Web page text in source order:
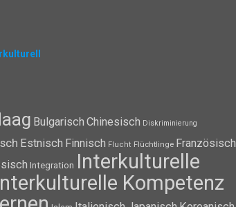
Bulgarisch Chinesisch Diskriminierung
Estnisch Finnisch Flucht Flüchtlinge Französisch
Integration Interkulturelle
Kompetenz